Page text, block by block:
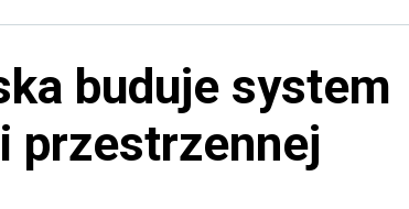
buduje system
przestrzennej